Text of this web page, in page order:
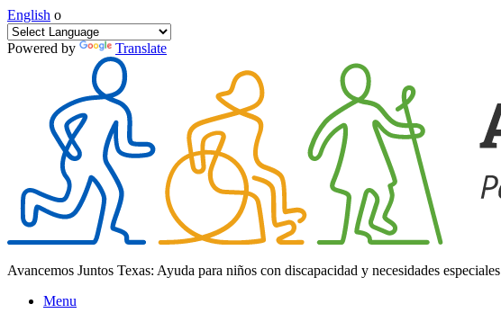
English o
Powered by Translate
Avancemos Juntos Texas: Ayuda para niños con discapacidad y necesidades especiales
Menu